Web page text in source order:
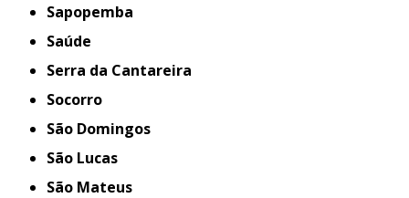
Sapopemba
Saúde
Serra da Cantareira
Socorro
São Domingos
São Lucas
São Mateus